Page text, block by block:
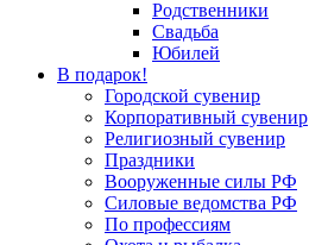
Родственники
Свадьба
Юбилей
В подарок!
Городской сувенир
Корпоративный сувенир
Религиозный сувенир
Праздники
Вооруженные силы РФ
Силовые ведомства РФ
По профессиям